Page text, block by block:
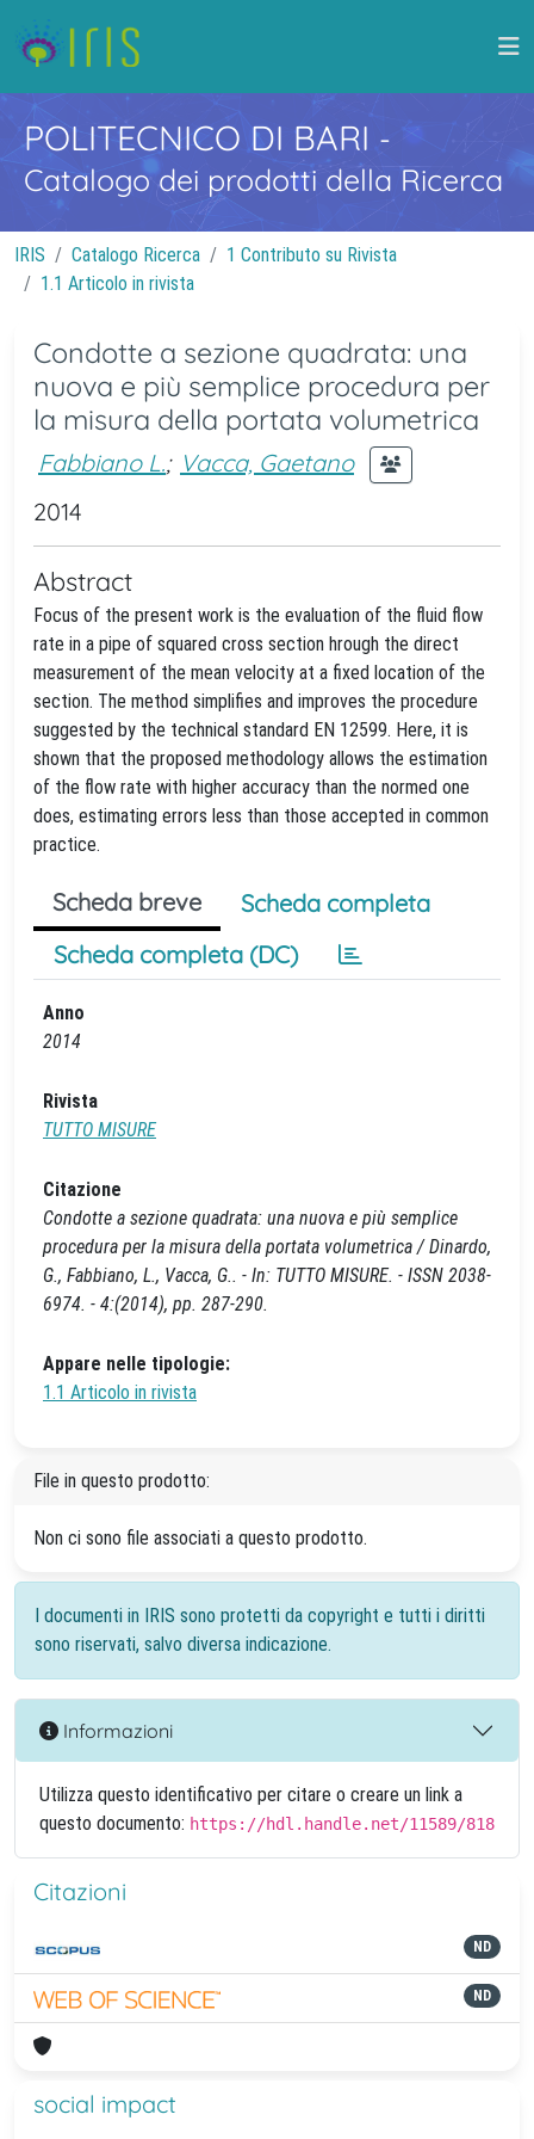
POLITECNICO DI BARI -
Catalogo dei prodotti della Ricerca
IRIS Catalogo Ricerca
1 Contributo su Rivista
1.1 Articolo in rivista
Condotte a sezione quadrata: una
nuova e più semplice procedura per
la misura della portata volumetrica
Fabbiano L.; Vacca, Gaetano
2014
Abstract
Focus of the present work is the evaluation of the fluid flow
rate in a pipe of squared cross section hrough the direct
measurement of the mean velocity at a fixed location of the
section. The method simplifies and improves the procedure
suggested by the technical standard EN 12599. Here, it is
shown that the proposed methodology allows the estimation
of the flow rate with higher accuracy than the normed one
does, estimating errors less than those accepted in common
practice.
Scheda breve
Scheda completa
Scheda completa (DC)
Anno
2014
Rivista
TUTTO MISURE
Citazione
Condotte a sezione quadrata: una nuova e più semplice
procedura per la misura della portata volumetrica / Dinardo,
G., Fabbiano, L., Vacca, G.. - In: TUTTO MISURE. - ISSN 2038-
6974. - 4:(2014), pp. 287-290.
Appare nelle tipologie:
1.1 Articolo in rivista
File in questo prodotto:
Non ci sono file associati a questo prodotto.
I documenti in IRIS sono protetti da copyright e tutti i diritti
sono riservati, salvo diversa indicazione.
Informazioni
Utilizza questo identificativo per citare o creare un link a
questo documento: https://hdl.handle.net/11589/818
Citazioni
ND
ND
social impact